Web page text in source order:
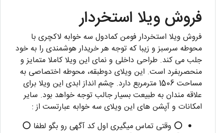
فروش ویلا استخردار
فروش ویلا استخردار فومن کمادول سه خوابه لاکچری با
محوطه سرسبز و زیبا که توجه هر خریدار هوشمندی را به خود
جلب می کند. طراحی داخلی و نمای این ویلا کاملا متمایز و
منحصربفرد است. این ویلای دوطبقه، محوطه اختصاصی به
مساحت 1506 مترمربع دارد. چشم انداز ابدی این ویلا برای
علاقه مندان به طبیعت بسیار جالب توجه خواهد بود. سایر
امکانات و آپشن های این ویلای سه خوابه عبارتست از :
⭕ وقتی تماس میگیری اول کد آگهی رو بگو لطفا ⭕